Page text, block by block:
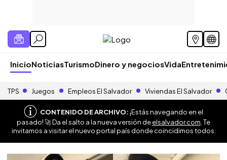
InicioNoticiasTurismoDinero y negociosVida
TPS Juegos Empleos El Salvador Viviendas El Salvador
CONTENIDO DE ARCHIVO:¡Estás navegando en el
pasado! 🚀 Da el salto a la nueva versión deelsalvador.com . Te
invitamos a visitar el nuevo portal país donde coincidimos todos.